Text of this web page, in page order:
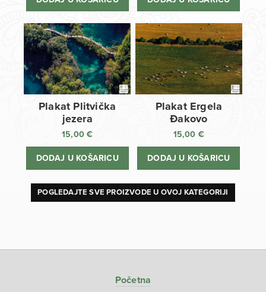
Plakat Plitvička
jezera
15,00€
DODAJ U KOŠARICU
Plakat Ergela
Đakovo
15,00 €
DODAJ U KOŠARICU
POGLEDAJTE SVE PROIZVODE U OVOJ KATEGORIJI
Početna